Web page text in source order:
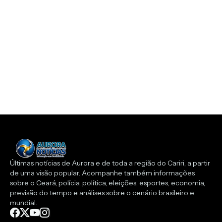
Últimas notícias de Aurora e de toda a região do Cariri, a partir
de uma visão popular. Acompanhe também informações
sobre o Ceará, polícia, política, eleições, esportes, economia,
previsão do tempo e análises sobre o cenário brasileiro e
mundial.